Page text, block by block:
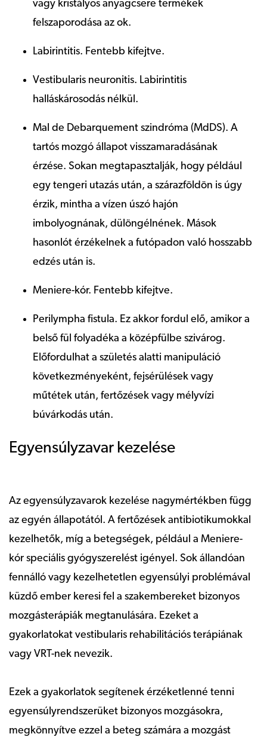
vagy kristályos anyagcsere termékek
felszaporodása az ok.
Labirintitis. Fentebb kifejtve.
Vestibularis neuronitis. Labirintitis
halláskárosodás nélkül.
Mal de Debarquement szindróma (MdDS). A
tartós mozgó állapot visszamaradásának
érzése. Sokan megtapasztalják, hogy például
egy tengeri utazás után, a szárazföldön is úgy
érzik, mintha a vízen úszó hajón
imbolyognának, dülöngélnének. Mások
hasonlót érzékelnek a futópadon való hosszabb
edzés után is.
Meniere-kór. Fentebb kifejtve.
Perilympha fistula. Ez akkor fordul elő, amikor a
belső fül folyadéka a középfülbe szivárog.
Előfordulhat a születés alatti manipuláció
következményeként, fejsérülések vagy
műtétek után, fertőzések vagy mélyvízi
búvárkodás után.
Egyensúlyzavar kezelése
Az egyensúlyzavarok kezelése nagymértékben függ
az egyén állapotától. A fertőzések antibiotikumokkal
kezelhetők, míg a betegségek, például a Meniere-
kór speciális gyógyszerelést igényel. Sok állandóan
fennálló vagy kezelhetetlen egyensúlyi problémával
küzdő ember keresi fel a szakembereket bizonyos
mozgásterápiák megtanulására. Ezeket a
gyakorlatokat vestibularis rehabilitációs terápiának
vagy VRT-nek nevezik.
Ezek a gyakorlatok segítenek érzéketlenné tenni
egyensúlyrendszerüket bizonyos mozgásokra,
megkönnyítve ezzel a beteg számára a mozgást